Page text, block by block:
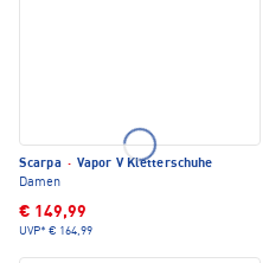
Scarpa · Vapor V Kletterschuhe
Damen
€ 149,99
UVP* € 164,99